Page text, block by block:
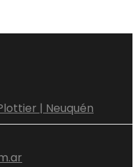
| Neuquén